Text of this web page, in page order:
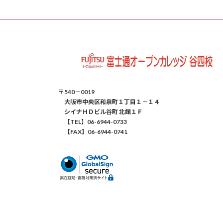
〒540－0019
大阪市中央区和泉町１丁目１－１４
シイナＨＤビル谷町 北館１Ｆ
【TEL】06-6944-0733
【FAX】06-6944-0741